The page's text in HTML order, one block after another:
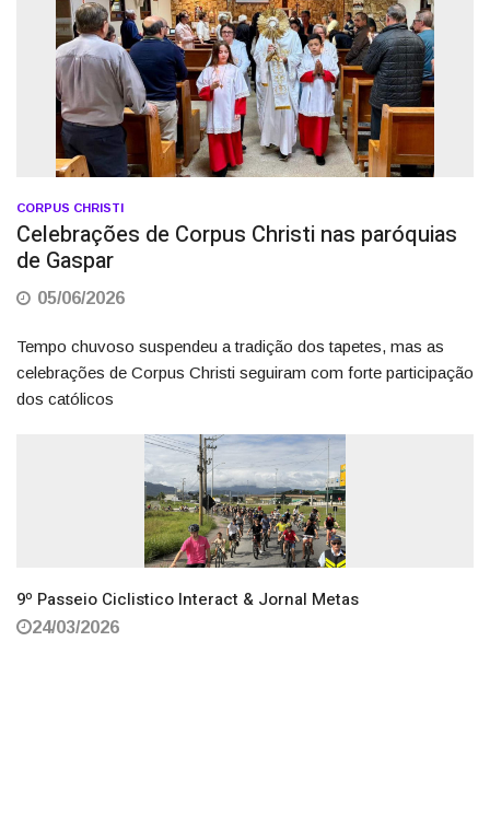
CORPUS CHRISTI
Celebrações de Corpus Christi nas paróquias
de Gaspar
05/06/2026
Tempo chuvoso suspendeu a tradição dos tapetes, mas as
celebrações de Corpus Christi seguiram com forte participação
dos católicos
9º Passeio Ciclistico Interact & Jornal Metas
24/03/2026